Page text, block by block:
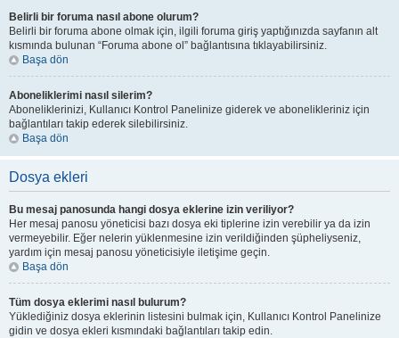
Belirli bir foruma nasıl abone olurum?
Belirli bir foruma abone olmak için, ilgili foruma giriş yaptığınızda sayfanın alt
kısmında bulunan “Foruma abone ol” bağlantısına tıklayabilirsiniz.
Başa dön
Aboneliklerimi nasıl silerim?
Aboneliklerinizi, Kullanıcı Kontrol Panelinize giderek ve abonelikleriniz için
bağlantıları takip ederek silebilirsiniz.
Başa dön
Dosya ekleri
Bu mesaj panosunda hangi dosya eklerine izin veriliyor?
Her mesaj panosu yöneticisi bazı dosya eki tiplerine izin verebilir ya da izin
vermeyebilir. Eğer nelerin yüklenmesine izin verildiğinden şüpheliyseniz,
yardım için mesaj panosu yöneticisiyle iletişime geçin.
Başa dön
Tüm dosya eklerimi nasıl bulurum?
Yüklediğiniz dosya eklerinin listesini bulmak için, Kullanıcı Kontrol Panelinize
gidin ve dosya ekleri kısmındaki bağlantıları takip edin.